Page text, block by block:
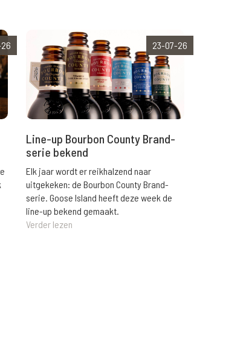
23-07-26
Line-up Bourbon County Brand-
serie bekend
Elk jaar wordt er reikhalzend naar
uitgekeken: de Bourbon County Brand-
serie. Goose Island heeft deze week de
line-up bekend gemaakt.
Verder lezen